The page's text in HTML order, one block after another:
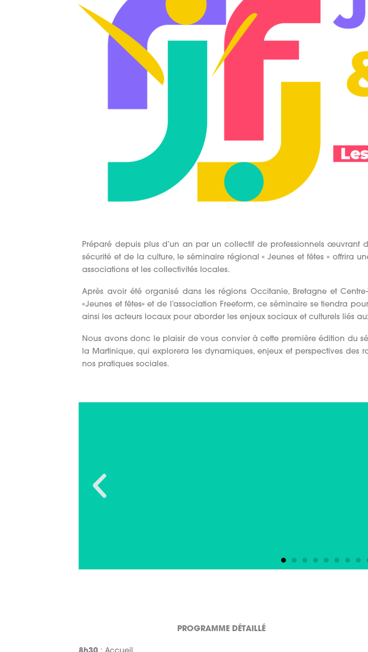
Préparé depuis plus d’un an par un collectif de professionnels œuvrant
sécurité et de la culture, le séminaire régional « Jeunes et fêtes » offrira
associations et les collectivités locales.
Après avoir été organisé dans les régions Occitanie, Bretagne et
«Jeunes et fêtes» et de l’association Freeform, ce séminaire se tiendra
ainsi les acteurs locaux pour aborder les enjeux sociaux et culturels liés
Nous avons donc le plaisir de vous convier à cette première édition du
la Martinique, qui explorera les dynamiques, enjeux et perspectives des
nos pratiques sociales.
2024
PROGRAMME DÉTAILLÉ